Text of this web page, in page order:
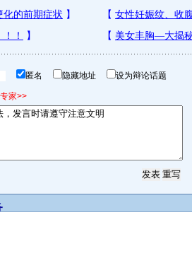
匿名 隐藏地址 设为辩论话题
家>>